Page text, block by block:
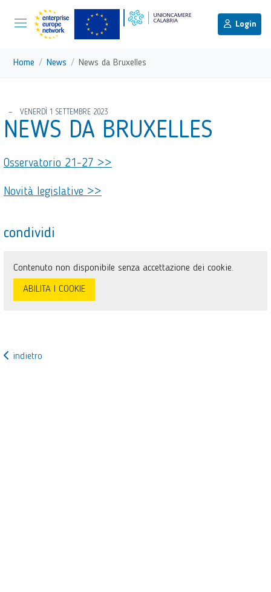
Vai ai contenuti
Login
torna al menu di scelta rapida
Menu di navigazione principale
Home News News da Bruxelles
VENERDÌ 1 SETTEMBRE 2023
NEWS DA BRUXELLES
Osservatorio 21-27 >>
Novità legislative >>
condividi
Contenuto non disponibile senza accettazione dei cookie.
ABILITA I COOKIE
indietro